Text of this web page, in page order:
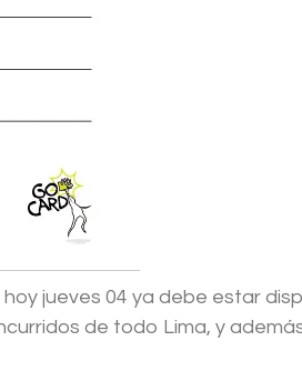
jueves 04 ya debe estar
de todo Lima, y